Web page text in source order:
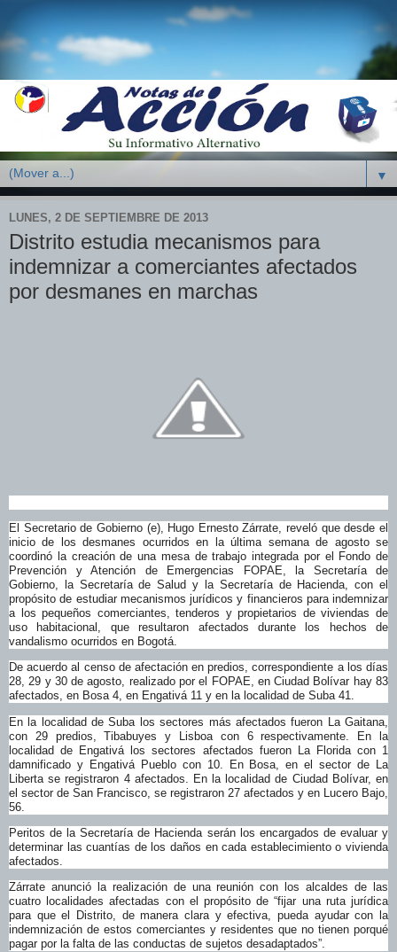
▼
LUNES, 2 DE SEPTIEMBRE DE 2013
Distrito estudia mecanismos para
indemnizar a comerciantes afectados
por desmanes en marchas
El Secretario de Gobierno (e), Hugo Ernesto Zárrate,reveló que desde el
inicio de los desmanes ocurridosen
la última semana de agosto se
coordinó la creación de una mesa de trabajo integrada por el
Fondo de
Prevención y Atención de Emergencias FOPAE,
la Secretaría de
Gobierno, la Secretaría de Salud y la Secretaría de Hacienda, con el
propósito de estudiar mecanismos jurídicos y financieros para indemnizar
a los pequeños comerciantes,tenderos y propietarios de viviendas de
uso habitacional, que resultaron afectados durante los
hechos de
vandalismo ocurridos en Bogotá.
De acuerdo al censo de afectación en predios, correspondiente a los días
28, 29 y 30 de agosto, realizado por el FOPAE, en Ciudad Bolívar hay 83
afectados, en Bosa 4, en Engativá 11 y en la localidad de Suba 41.
En la localidad de Suba los sectores más afectados fueron La Gaitana,
con 29 predios, Tibabuyes y Lisboa con 6 respectivamente. En la
localidad de Engativá los sectores afectados fueron La Florida con 1
damnificado y Engativá Pueblo con 10. En Bosa, en el sector de La
Liberta se registraron 4 afectados. En la localidad de Ciudad Bolívar, en
el sector de San Francisco, se registraron 27 afectados y en Lucero Bajo,
56.
Peritos de la Secretaría de Hacienda serán los encargados de evaluar y
determinar las cuantías de los daños en cada establecimiento o vivienda
afectados.
Zárrate anunció la realización de una reunión con los alcaldes de las
cuatro localidades afectadas con el propósito de “fijar una ruta jurídica
para que el Distrito, de manera clara y efectiva, pueda ayudar con la
indemnización de estos comerciantes y residentes que no tienen porqué
pagar por la falta de las conductas de sujetos desadaptados”.